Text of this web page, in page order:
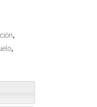
,
,